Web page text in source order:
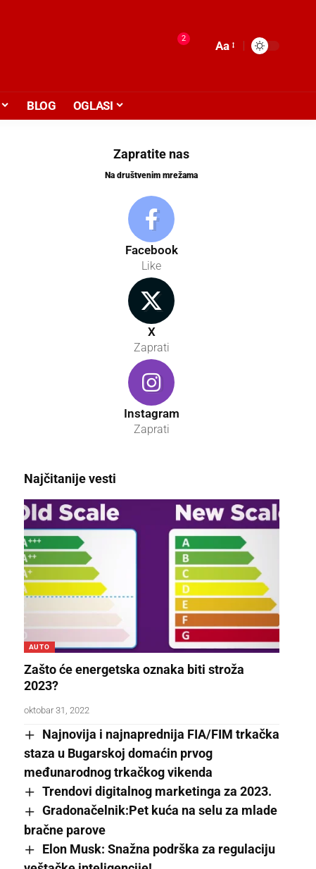
2
Aa
BLOG OGLASI
Zapratite nas
Na društvenim mrežama
Facebook
Like
X
Zaprati
Instagram
Zaprati
Najčitanije vesti
AUTO
Zašto će energetska oznaka biti stroža
2023?
oktobar 31, 2022
Najnovija i najnaprednija FIA/FIM trkačka
staza u Bugarskoj domaćin prvog
međunarodnog trkačkog vikenda
Trendovi digitalnog marketinga za 2023.
Gradonačelnik:Pet kuća na selu za mlade
bračne parove
Elon Musk: Snažna podrška za regulaciju